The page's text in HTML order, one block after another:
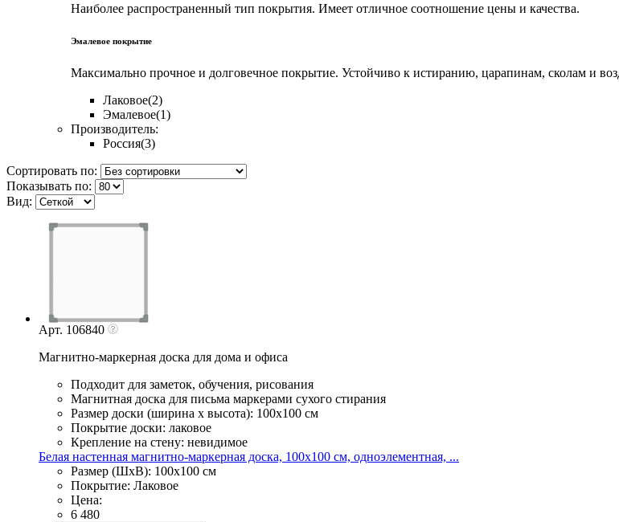
Наиболее распространенный тип покрытия. Имеет отличное соотношение цены и качества.
Эмалевое покрытие
Максимально прочное и долговечное покрытие. Устойчиво к истиранию, царапинам, сколам и
Лаковое(2)
Эмалевое(1)
Производитель:
Россия(3)
Сортировать по:
Показывать по:
Вид:
Арт. 106840
Магнитно-маркерная доска для дома и офиса
Подходит для заметок, обучения, рисования
Магнитная доска для письма маркерами сухого стирания
Размер доски (ширина х высота): 100х100 см
Покрытие доски: лаковое
Крепление на стену: невидимое
Белая настенная магнитно-маркерная доска, 100х100 см, одноэлементная, ...
Размер (ШхВ): 100х100 см
Покрытие: Лаковое
Цена:
6 480